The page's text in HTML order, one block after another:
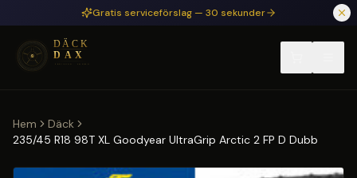
Hoppa till huvudinnehållGratis serviceförslag — 30 sekunder
Hem
Däck
235/45 R18 98T XL Goodyear UltraGrip Arctic 2 FP D Dubb